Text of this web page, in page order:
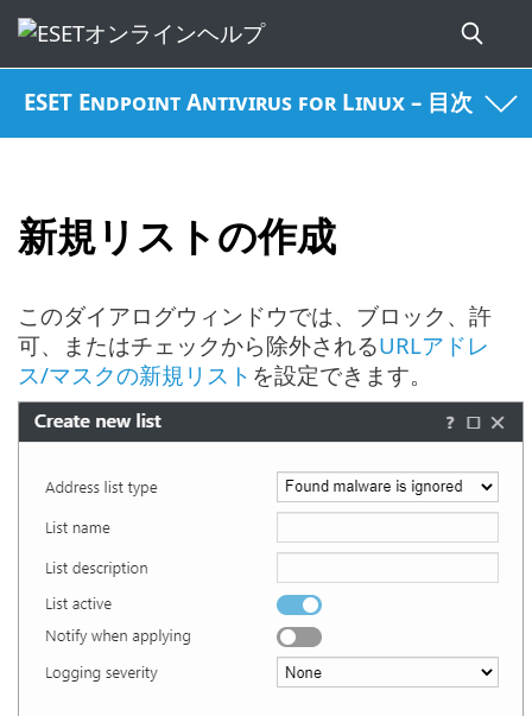
ESET Endpoint Antivirus for Linux – 目次
新規リストの作成
このダイアログウィンドウでは、ブロック、許
可、またはチェックから除外されるURLアドレ
ス/マスクの新規リスト を設定できます。